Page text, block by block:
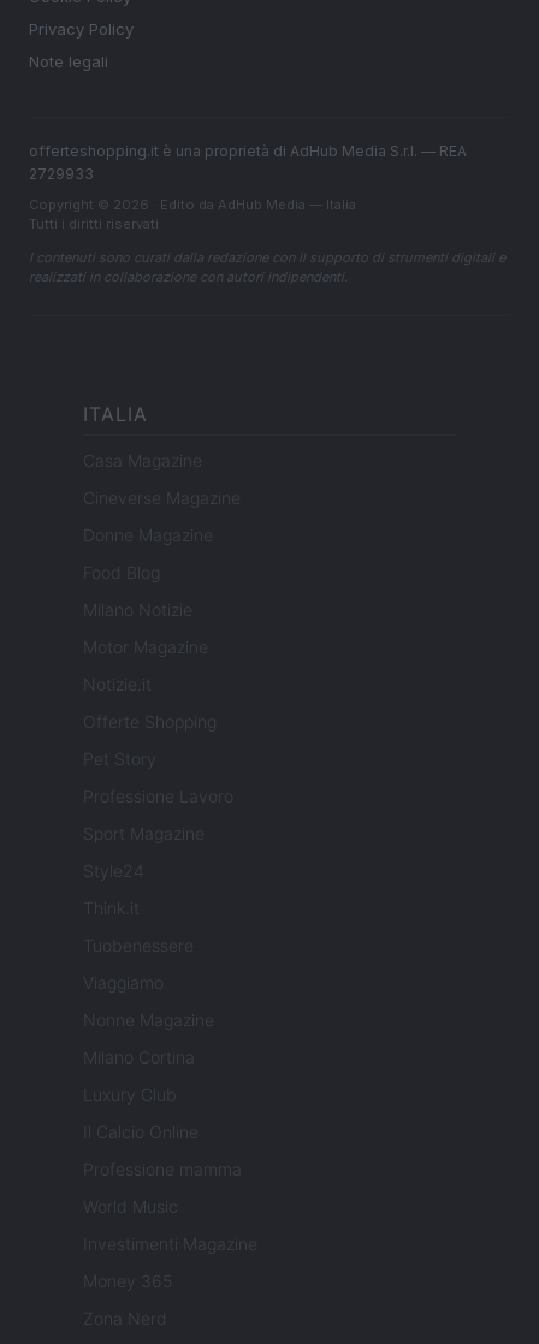
Privacy Policy
Note legali
offerteshopping.it è una proprietà di AdHub Media S.r.l. — REA
2729933
Copyright © 2026 · Edito da AdHub Media — Italia
Tutti i diritti riservati
I contenuti sono curati dalla redazione con il supporto di strumenti digitali e
realizzati in collaborazione con autori indipendenti.
ITALIA
Casa Magazine
Cineverse Magazine
Donne Magazine
Food Blog
Milano Notizie
Motor Magazine
Notizie.it
Offerte Shopping
Pet Story
Professione Lavoro
Sport Magazine
Style24
Think.it
Tuobenessere
Viaggiamo
Nonne Magazine
Milano Cortina
Luxury Club
Il Calcio Online
Professione mamma
World Music
Investimenti Magazine
Money 365
Zona Nerd